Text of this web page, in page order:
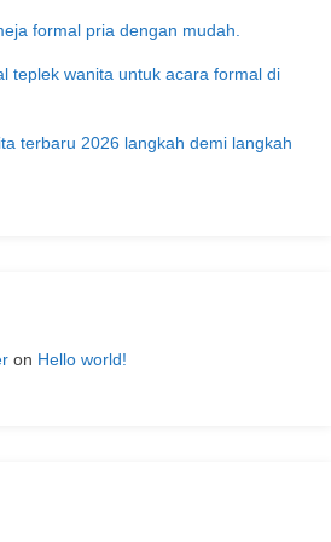
formal pria dengan mudah.
teplek wanita untuk acara formal di
terbaru 2026 langkah demi langkah
on Hello world!